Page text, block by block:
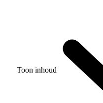
Toon inhoud